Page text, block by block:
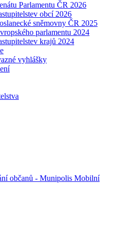
Parlamentu ČR 2026
obcí 2026
sněmovny ČR 2025
parlamentu 2024
krajů 2024
vyhlášky
občanů - Munipolis Mobilní